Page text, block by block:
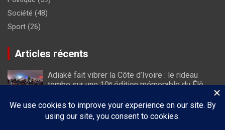
Société (48)
Sport (26)
Articles récents
Adiaké fait vibrer la Côte d’Ivoire : le rideau
tombe sur une 10ᵉ édition mémorable du Êlê
2 août 2026